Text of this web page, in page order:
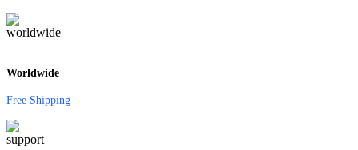
Worldwide
Free Shipping